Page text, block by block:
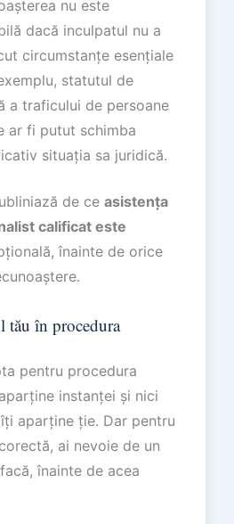
nu este
dacă inculpatul nu a
circumstanțe esențiale
statutul de
a traficului de persoane
ar fi putut schimba
situația sa juridică.
de ce asistența
calificat este
înainte de orice
tău în procedura
pentru procedura
instanței și nici
aparține ție. Dar pentru
ai nevoie de un
înainte de acea